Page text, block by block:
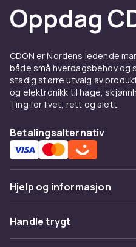
Oppdag
CDON er Nordens ledende
både små hverdagsbehov og
stadig større utvalg av
og elektronikk til hage,
Ting for livet, rett og slett.
Betalingsalternativ
Hjelp og informasjon
Vanlige spørsmål
Spor pakke
Handle trygt